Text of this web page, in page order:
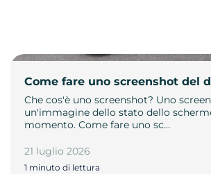
Come fare uno screenshot del
Che cos'è uno screenshot? Uno
un'immagine dello stato dello
momento. Come fare uno sc…
21 luglio 2026
1 minuto di lettura